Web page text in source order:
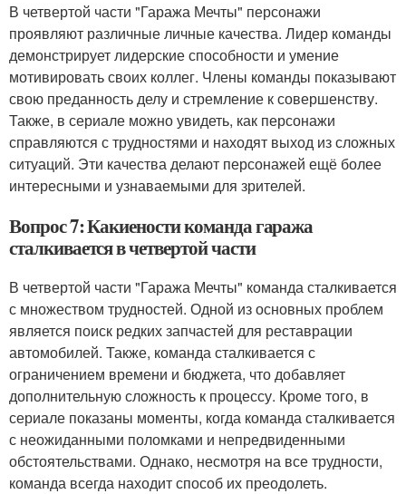
В четвертой части "Гаража Мечты" персонажи
проявляют различные личные качества. Лидер команды
демонстрирует лидерские способности и умение
мотивировать своих коллег. Члены команды показывают
свою преданность делу и стремление к совершенству.
Также, в сериале можно увидеть, как персонажи
справляются с трудностями и находят выход из сложных
ситуаций. Эти качества делают персонажей ещё более
интересными и узнаваемыми для зрителей.
Вопрос 7: Какиености команда гаража
сталкивается в четвертой части
В четвертой части "Гаража Мечты" команда сталкивается
с множеством трудностей. Одной из основных проблем
является поиск редких запчастей для реставрации
автомобилей. Также, команда сталкивается с
ограничением времени и бюджета, что добавляет
дополнительную сложность к процессу. Кроме того, в
сериале показаны моменты, когда команда сталкивается
с неожиданными поломками и непредвиденными
обстоятельствами. Однако, несмотря на все трудности,
команда всегда находит способ их преодолеть.